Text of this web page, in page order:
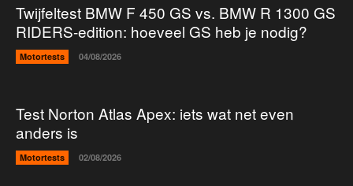
Twijfeltest BMW F 450 GS vs. BMW R 1300 GS
RIDERS-edition: hoeveel GS heb je nodig?
Motortests 04/08/2026
Test Norton Atlas Apex: iets wat net even
anders is
Motortests 02/08/2026